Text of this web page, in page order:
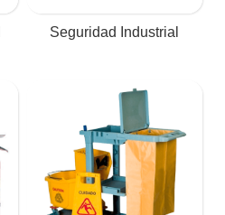
Seguridad Industrial